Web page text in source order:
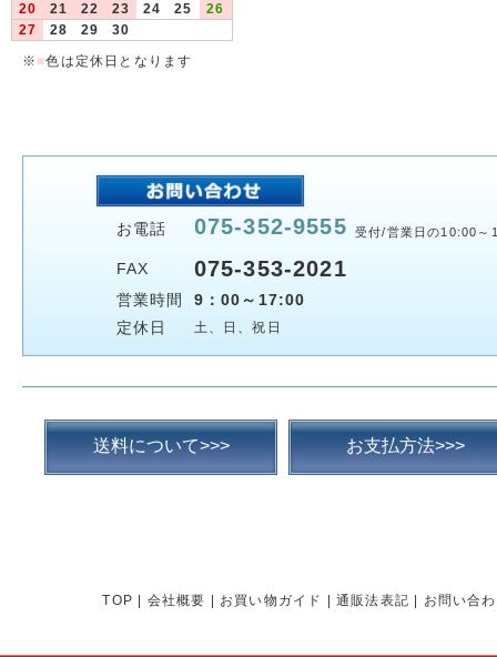
20
21 22 23 24 25
26
27
28 29
30
※ ■色は定休日となります
お電話 075-352-9555 受付/営業日の10:00～
FAX 075-353-2021
営業時間
9：00～17:00
定休日
土、日、祝日
送料について>>> お支払方法>>>
TOP 会社概要 お買い物ガイド 通販法表記 お問い合